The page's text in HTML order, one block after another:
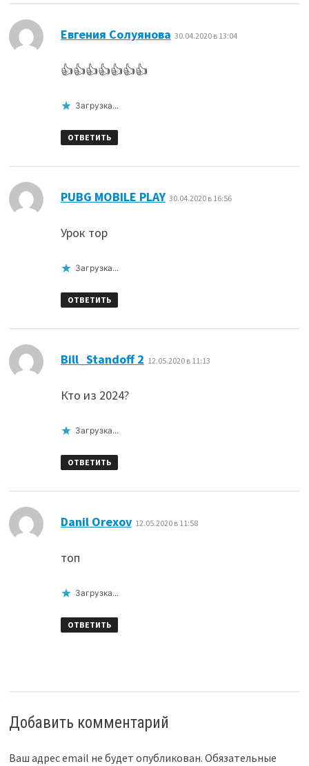
Евгения Солуянова 30.04.2020 в 13:04
👍👍👍👍👍👍👍
Загрузка...
ОТВЕТИТЬ
PUBG MOBILE PLAY: 30.04.2020 в 16:56
Урок тор
Загрузка...
ОТВЕТИТЬ
Bill_Standoff 2 12.05.2020 в 11:13
Кто из 2024?
Загрузка...
ОТВЕТИТЬ
Danil Orexov: 12.05.2020 в 11:58
топ
Загрузка...
ОТВЕТИТЬ
Добавить комментарий
Ваш адрес email не будет опубликован. Обязательные